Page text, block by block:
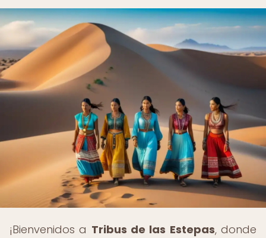
¡Bienvenidos a Tribus de las Estepas, donde